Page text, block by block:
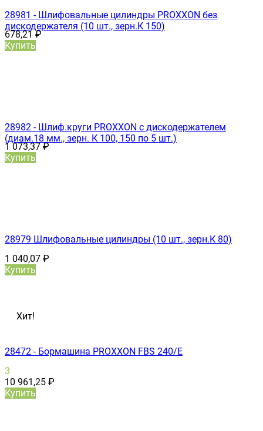
28981 - Шлифовальные цилиндры PROXXON без
дискодержателя (10 шт., зерн.К 150)
678,21₽
Купить
28982 - Шлиф.круги PROXXON с дискодержателем
(диам.18 мм., зерн. К 100, 150 по 5 шт.)
1 073,37₽
Купить
28979 Шлифовальные цилиндры (10 шт., зерн.К 80)
1 040,07 ₽
Купить
Хит!
28472 - Бормашина PROXXON FBS 240/Е
3
10 961,25 ₽
Купить